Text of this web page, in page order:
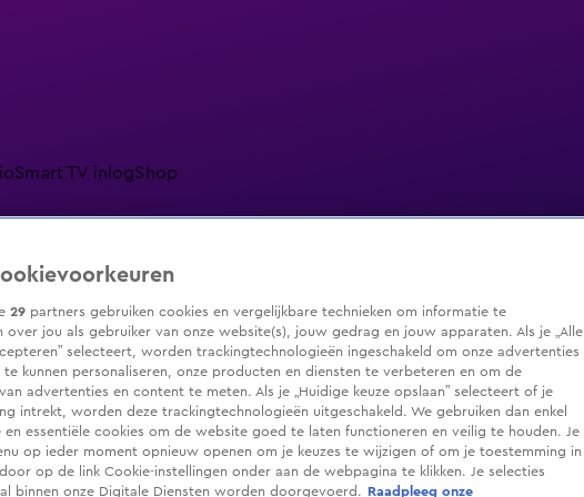
Smart TV inlogShop
Livestreams Shop
29 partners gebruiken cookies en vergelijkbare technieken om informatie te
over jou als gebruiker van onze website(s), jouw gedrag en jouw apparaten. Als je „Alle
selecteert, worden trackingtechnologieën ingeschakeld om onze advertenties
kunnen personaliseren, onze producten en diensten te verbeteren en om de
advertenties en content te meten. Als je „Huidige keuze opslaan” selecteert of je
intrekt, worden deze trackingtechnologieën uitgeschakeld. We gebruiken dan enkel
en essentiële cookies om de website goed te laten functioneren en veilig te houden. Je
op ieder moment opnieuw openen om je keuzes te wijzigen of om je toestemming in
op de link Cookie-instellingen onder aan de webpagina te klikken. Je selecties
binnen onze Digitale Diensten worden doorgevoerd.
Raadpleeg onze